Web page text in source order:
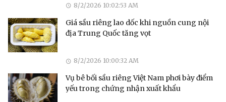
8/2/2026 10:02:53 AM
Giá sầu riêng lao dốc khi nguồn cung nội
địa Trung Quốc tăng vọt
8/2/2026 10:00:32 AM
Vụ bê bối sầu riêng Việt Nam phơi bày điểm
yếu trong chứng nhận xuất khẩu